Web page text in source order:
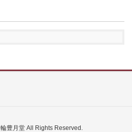
豊月堂 All Rights Reserved.